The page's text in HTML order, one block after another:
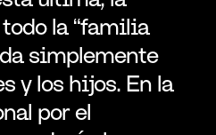
la “familia
simplemente
y los hijos. En la
por el